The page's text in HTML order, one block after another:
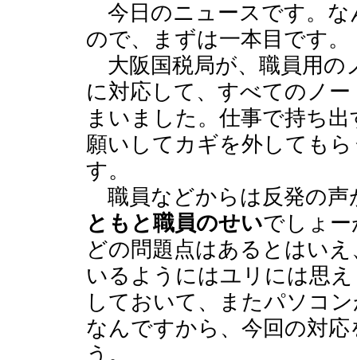
今日のニュースです。な
ので、まずは一本目です。
大阪国税局が、職員用の
に対応して、すべてのノ
まいました。仕事で持ち
願いしてカギを外しても
す。
職員などからは反発の声
ともと職員のせいでしょ
どの問題点はあるとはい
いるようにはユリには思
しておいて、またパソコ
なんですから、今回の対
う。